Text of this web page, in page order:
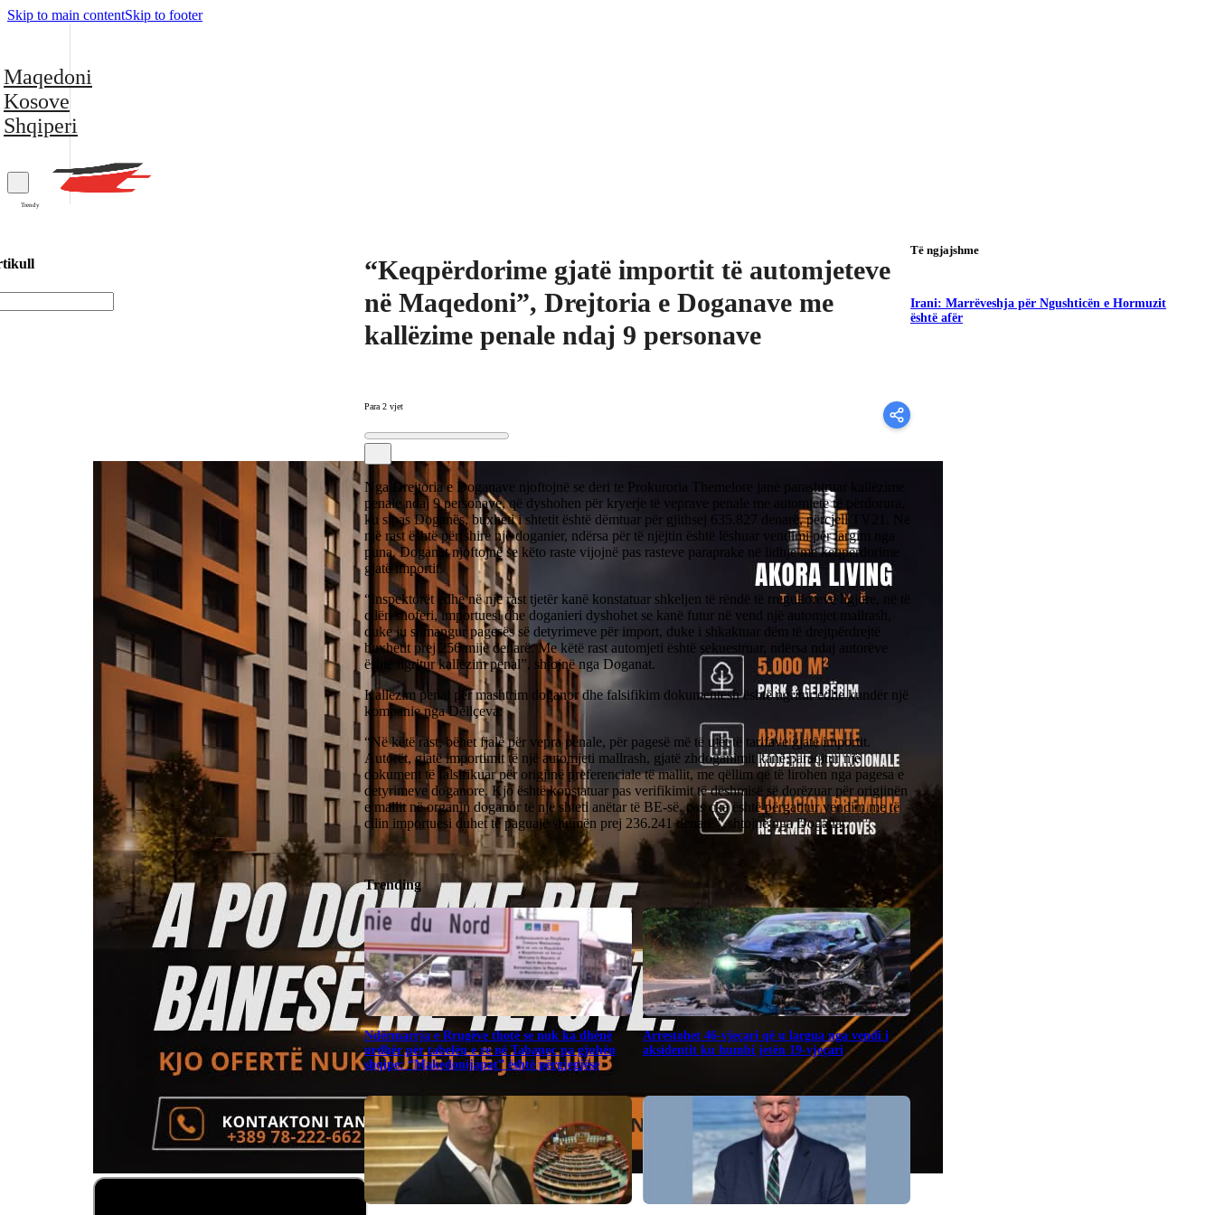
Skip to main contentSkip to footer
Maqedoni
Kosove
Shqiperi
Trendy
“Keqpërdorime gjatë importit të automjeteve
në Maqedoni”, Drejtoria e Doganave me
kallëzime penale ndaj 9 personave
Para 2 vjet
Nga Drejtoria e Doganave njoftojnë se deri te Prokuroria Themelore janë parashtruar kallëzime
penale ndaj 9 personave, që dyshohen për kryerje të veprave penale me automjete të përdorura,
ku sipas Doganës, buxheti i shtetit është dëmtuar për gjithsej 635.827 denarë, përcjell TV21. Në
një rast është përfshirë një doganier, ndërsa për të njëjtin është lëshuar vendimi për largim nga
puna. Doganat njoftojnë se këto raste vijojnë pas rasteve paraprake në lidhje me keqpërdorime
gjatë importit.
“Inspektorët edhe në një rast tjetër kanë konstatuar shkeljen të rëndë të rregulloreve ligjore, në të
cilën shoferi, importuesi dhe doganieri dyshohet se kanë futur në vend një automjet mallrash,
duke iu shmangur pagesës së detyrimeve për import, duke i shkaktuar dëm të drejtpërdrejtë
buxhetit prej 256 mijë denarë. Me këtë rast automjeti është sekuestruar, ndërsa ndaj autorëve
është ngritur kallëzim penal”, shtojnë nga Doganat.
Kallëzim penal për mashtrim doganor dhe falsifikim dokumentesh është ngritur edhe kundër një
kompanie nga Dellçeva.
“Në këtë rast, bëhet fjalë për vepra penale, për pagesë më të ulët të tarifave gjatë importit.
Autorët, gjatë importimit të një automjeti mallrash, gjatë zhdoganimit kanë paraqitur një
dokument të falsifikuar për origjinë preferenciale të mallit, me qëllim që të lirohen nga pagesa e
detyrimeve doganore. Kjo është konstatuar pas verifikimit të dëshmisë së dorëzuar për origjinën
e mallit në organin doganor të një shteti anëtar të BE-së, pas çka është përgatitur vendim me të
cilin importuesi duhet të paguajë shumën prej 236.241 denarë”, shtojnë nga Doganat.
Trending
Ndërmarrja e Rrugëve thotë se nuk ka dhënë
urdhër për tabelën e re në Tabanoc pa gjuhën
shqipe: “Makedonijapat” është përgjegjëse
Arrestohet 46-vjeçari që u largua nga vendi i
aksidentit ku humbi jetën 19-vjeçari
Të ngjajshme
Irani: Marrëveshja për Ngushticën e Hormuzit
është afër